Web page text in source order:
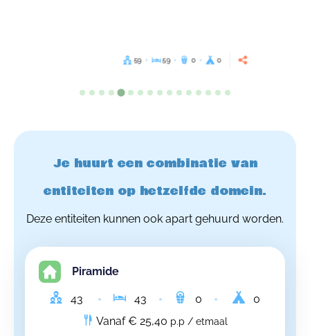
59 59 0 0
Je huurt een combinatie van
entiteiten op hetzelfde domein.
Deze entiteiten kunnen ook apart gehuurd worden.
Piramide
43 43 0
0
Vanaf € 25,40 p.p / etmaal